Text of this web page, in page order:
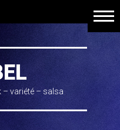
Menu
variété – salsa